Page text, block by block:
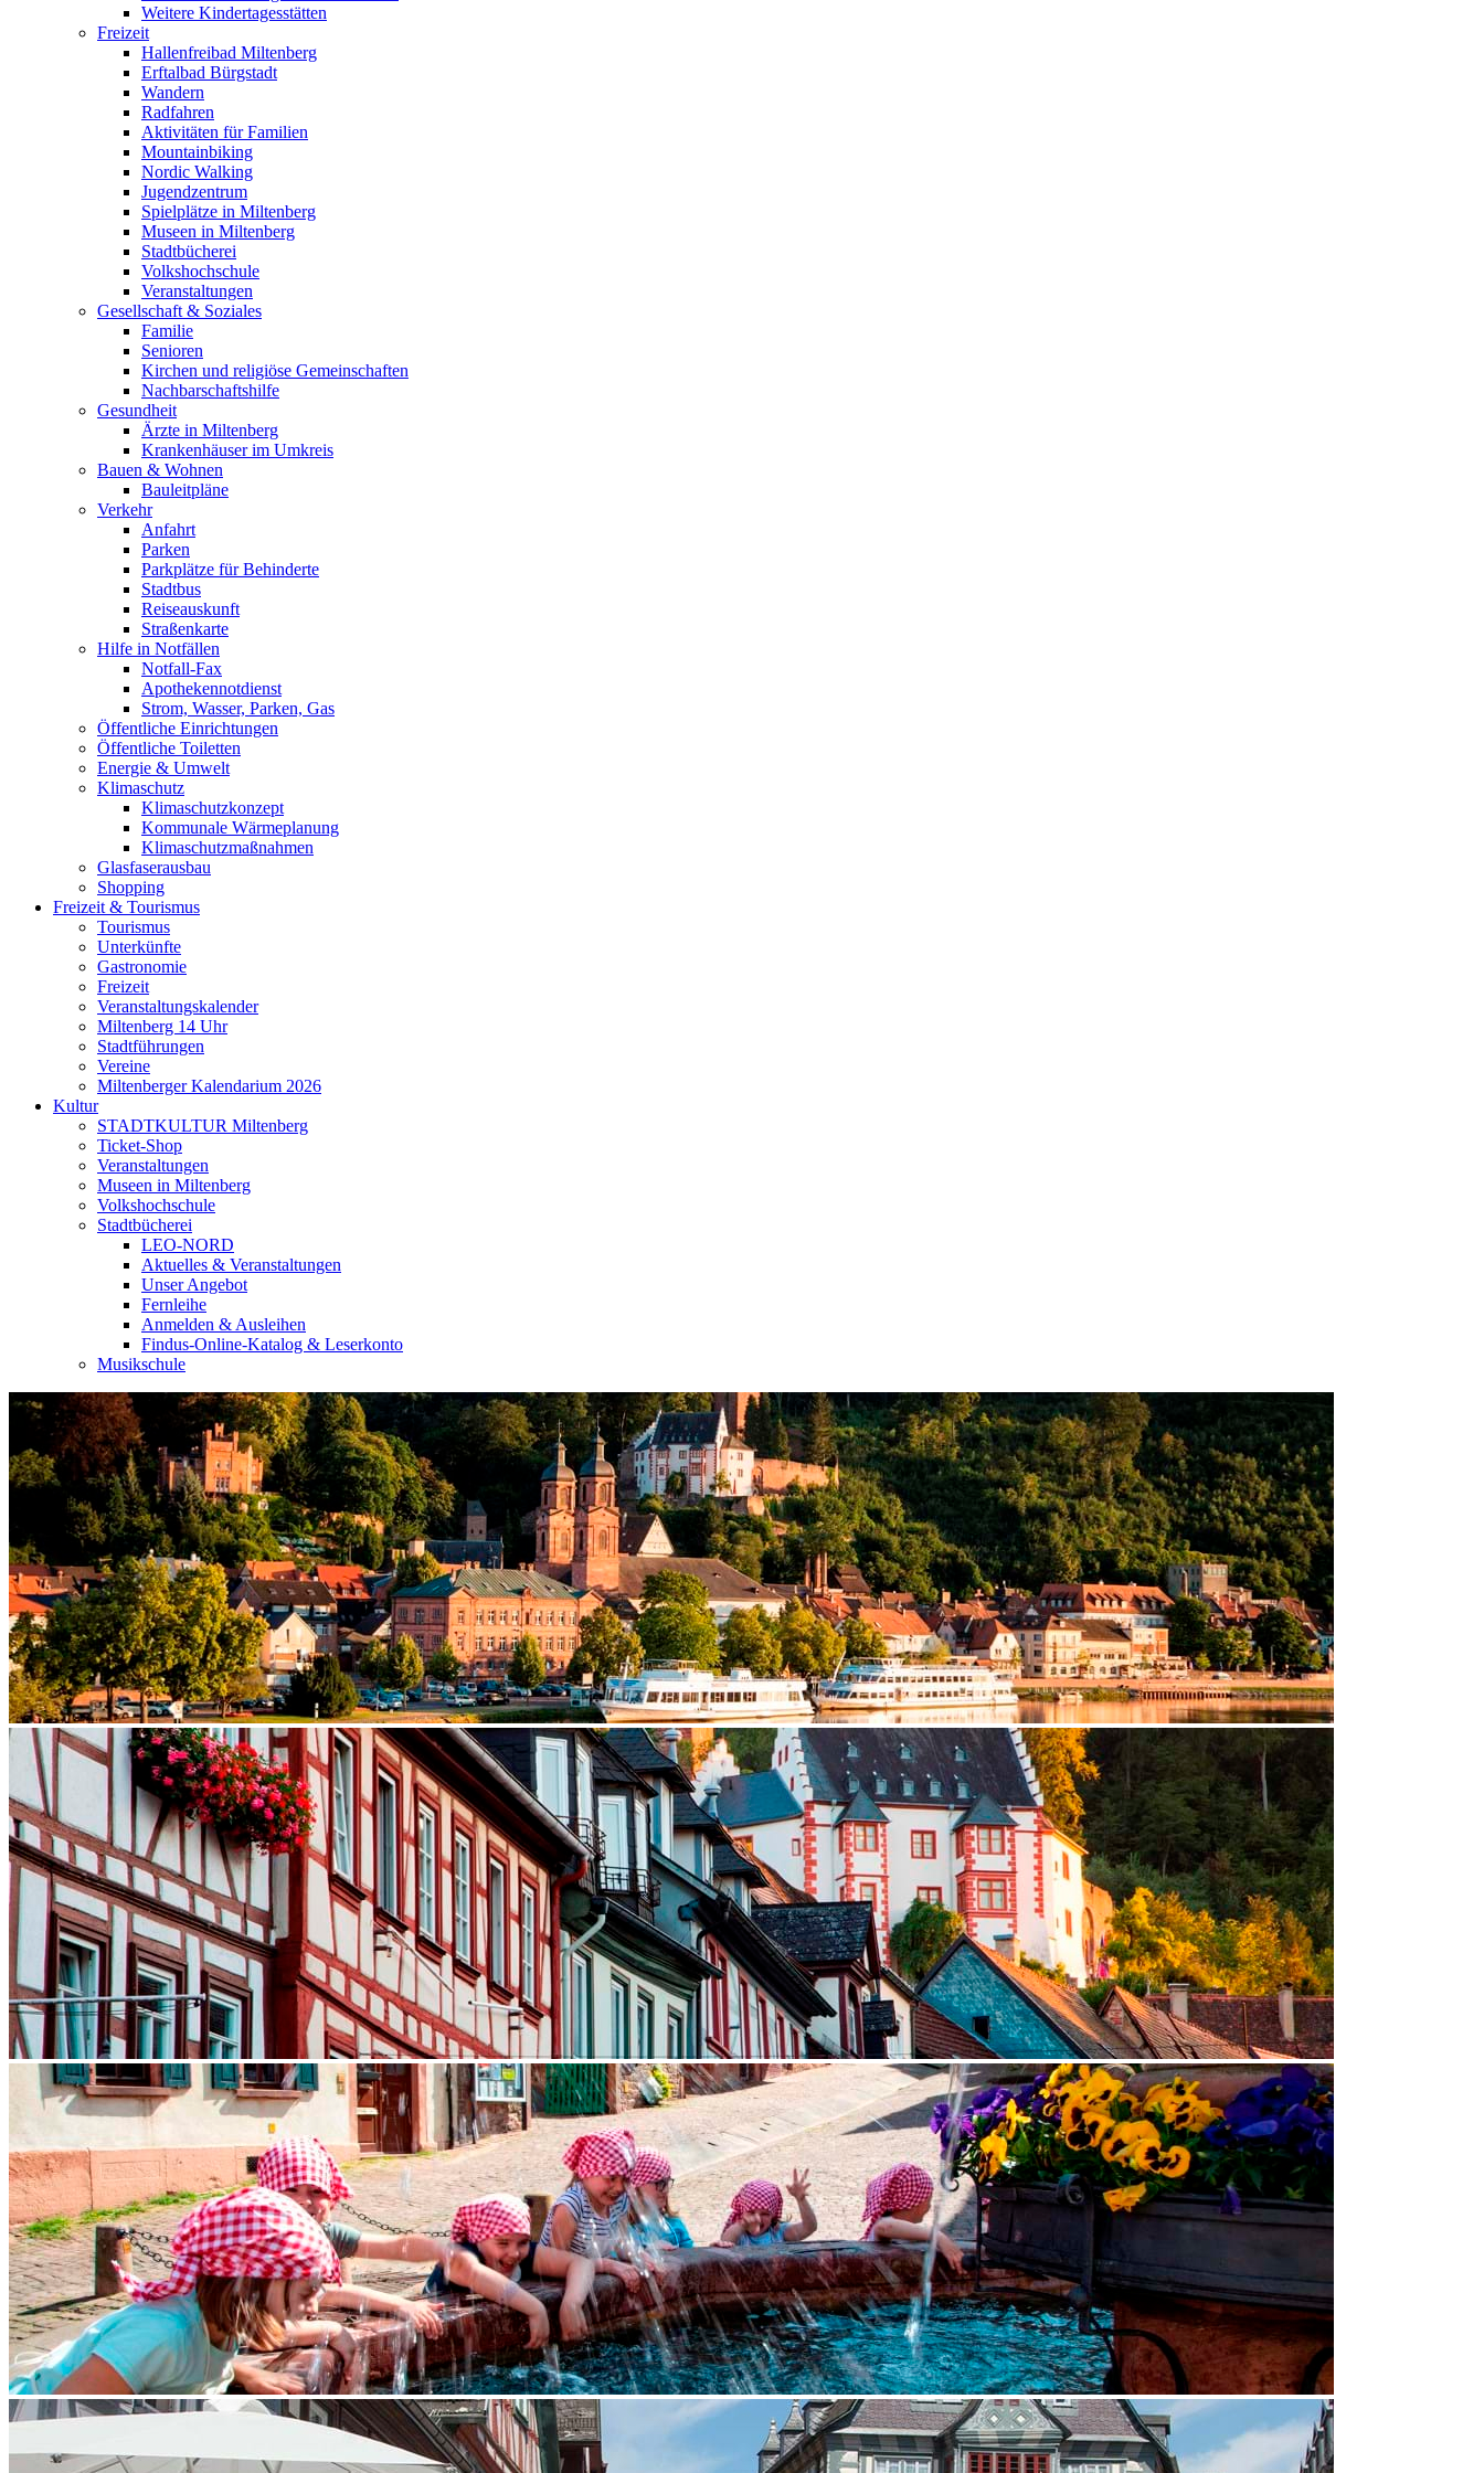
Weitere Kindertagesstätten
Freizeit
Hallenfreibad Miltenberg
Erftalbad Bürgstadt
Wandern
Radfahren
Aktivitäten für Familien
Mountainbiking
Nordic Walking
Jugendzentrum
Spielplätze in Miltenberg
Museen in Miltenberg
Stadtbücherei
Volkshochschule
Veranstaltungen
Gesellschaft & Soziales
Familie
Senioren
Kirchen und religiöse Gemeinschaften
Nachbarschaftshilfe
Gesundheit
Ärzte in Miltenberg
Krankenhäuser im Umkreis
Bauen & Wohnen
Bauleitpläne
Verkehr
Anfahrt
Parken
Parkplätze für Behinderte
Stadtbus
Reiseauskunft
Straßenkarte
Hilfe in Notfällen
Notfall-Fax
Apothekennotdienst
Strom, Wasser, Parken, Gas
Öffentliche Einrichtungen
Öffentliche Toiletten
Energie & Umwelt
Klimaschutz
Klimaschutzkonzept
Kommunale Wärmeplanung
Klimaschutzmaßnahmen
Glasfaserausbau
Shopping
Freizeit & Tourismus
Tourismus
Unterkünfte
Gastronomie
Freizeit
Veranstaltungskalender
Miltenberg 14 Uhr
Stadtführungen
Vereine
Miltenberger Kalendarium 2026
Kultur
STADTKULTUR Miltenberg
Ticket-Shop
Veranstaltungen
Museen in Miltenberg
Volkshochschule
Stadtbücherei
LEO-NORD
Aktuelles & Veranstaltungen
Unser Angebot
Fernleihe
Anmelden & Ausleihen
Findus-Online-Katalog & Leserkonto
Musikschule